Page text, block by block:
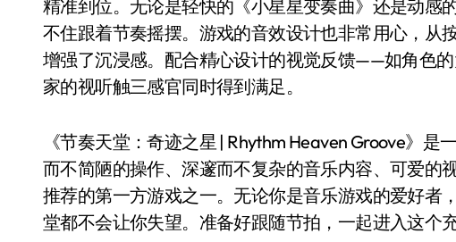
精准到位。无论是轻快的《小星星变奏曲》还是动感
不住跟着节奏摇摆。游戏的音效设计也非常用心，从
增强了沉浸感。配合精心设计的视觉反馈——如角色
家的视听触三感官同时得到满足。
《节奏天堂：奇迹之星 | Rhythm Heaven Groove》
而不简陋的操作、深邃而不复杂的音乐内容、可爱的
推荐的第一方游戏之一。无论你是音乐游戏的爱好者
堂都不会让你失望。准备好跟随节拍，一起进入这个